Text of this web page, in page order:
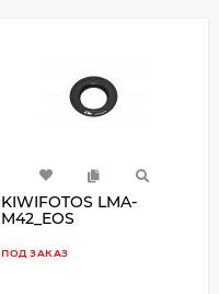
KIWIFOTOS LMA-
M42_EOS
для M42 объективы на
ПОД ЗАКАЗ